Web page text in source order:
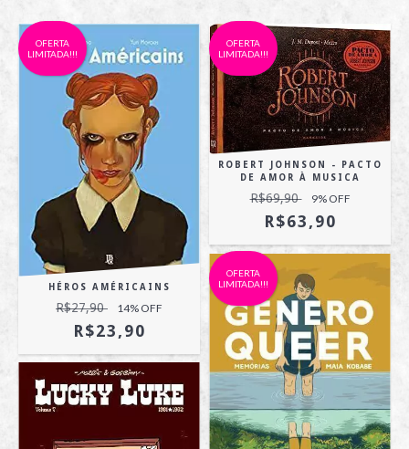
OFERTA
LIMITADA!!!
HÉROS AMÉRICAINS
R$27,90 14% OFF
R$23,90
OFERTA
LIMITADA!!!
ROBERT JOHNSON - PACTO
DE AMOR À MUSICA
R$69,90 9% OFF
R$63,90
OFERTA
LIMITADA!!!